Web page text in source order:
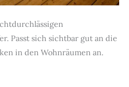
Passt sich sichtbar gut an die
in den Wohnräumen an.